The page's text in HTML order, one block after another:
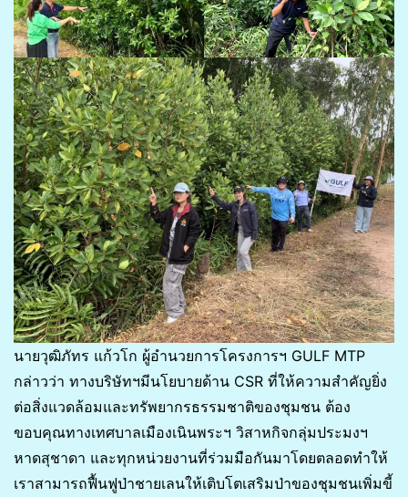
นายวุฒิภัทร แก้วโก ผู้อำนวยการโครงการฯ GULF MTP
กล่าวว่า ทางบริษัทฯมีนโยบายด้าน CSR ที่ให้ความสำคัญยิ่ง
ต่อสิ่งแวดล้อมและทรัพยากรธรรมชาติของชุมชน ต้อง
ขอบคุณทางเทศบาลเมืองเนินพระฯ วิสาหกิจกลุ่มประมงฯ
หาดสุชาดา และทุกหน่วยงานที่ร่วมมือกันมาโดยตลอดทำให้
เราสามารถฟื้นฟูป่าชายเลนให้เติบโตเสริมป่าของชุมชนเพิ่มขี้